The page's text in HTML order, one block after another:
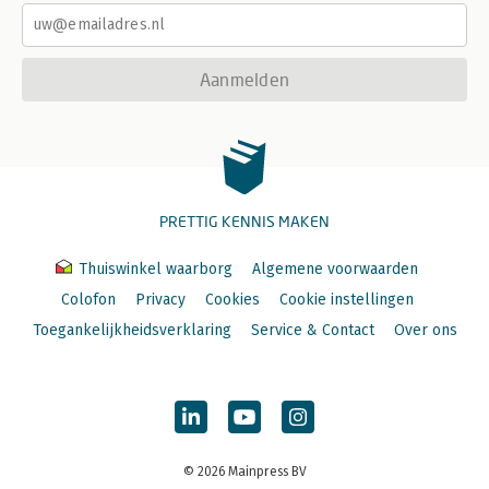
Aanmelden
PRETTIG KENNIS MAKEN
Thuiswinkel waarborg
Algemene voorwaarden
Colofon
Privacy Cookies
Cookie instellingen
Toegankelijkheidsverklaring
Service & Contact Over ons
© 2026 Mainpress BV